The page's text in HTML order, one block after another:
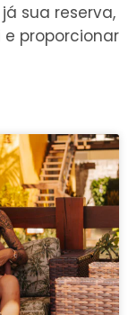
sua reserva,
proporcionar